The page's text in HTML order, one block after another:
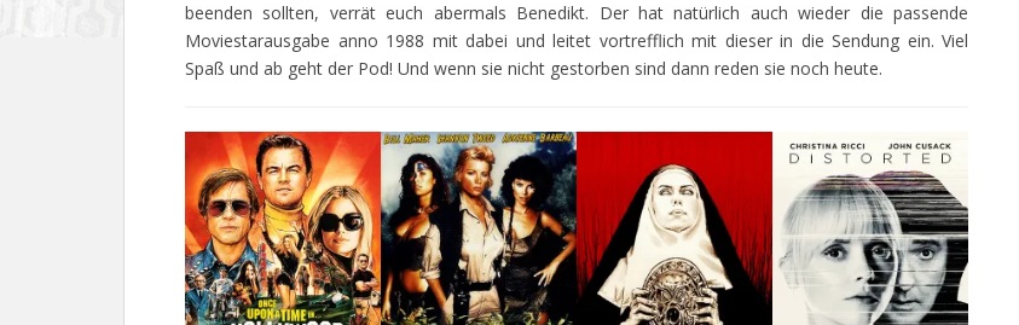
beenden sollten, verrät euch abermals Benedikt. Der hat natürlich auch wieder die passende
Moviestarausgabe anno 1988 mit dabei und leitet vortrefflich mit dieser in die Sendung ein. Viel
Spaß und ab geht der Pod! Und wenn sie nicht gestorben sind dann reden sie noch heute.